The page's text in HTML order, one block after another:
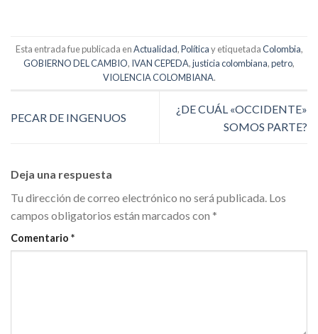
Esta entrada fue publicada enActualidad,Políticay etiquetadaColombia,
GOBIERNO DEL CAMBIO, IVAN CEPEDA,justicia colombiana,petro,
VIOLENCIA COLOMBIANA.
PECAR DE INGENUOS
¿DE CUÁL «OCCIDENTE»
SOMOS PARTE?
Deja una respuesta
Tu dirección de correo electrónico no será publicada. Los
campos obligatorios están marcados con *
Comentario *